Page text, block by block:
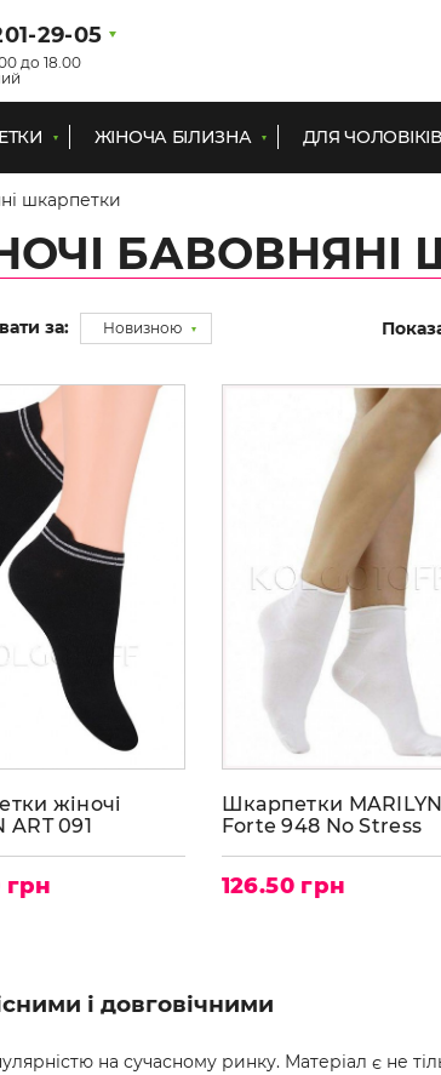
29-05
до 18.00
ЖІНОЧА БІЛИЗНА ДЛЯ ЧОЛОВІКІВ
шкарпетки
БАВОВНЯНІ
за: Новизною
жіночі
ART 091
грн
Шкарпетки MARILYN
Forte 948 No Stress
126.50 грн
і довговічними
на сучасному ринку. Матеріал є не